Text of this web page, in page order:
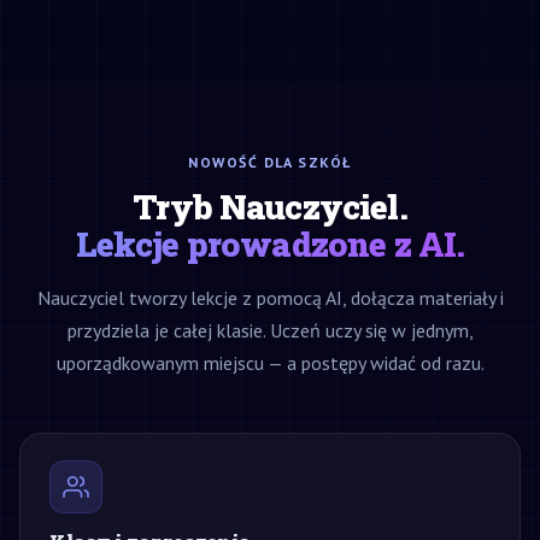
NOWOŚĆ DLA SZKÓŁ
Tryb Nauczyciel.
Lekcje prowadzone z AI.
Nauczyciel tworzy lekcje z pomocą AI, dołącza materiały i
przydziela je całej klasie. Uczeń uczy się w jednym,
uporządkowanym miejscu — a postępy widać od razu.